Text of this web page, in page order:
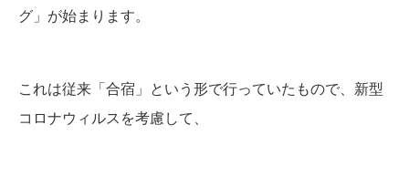
グ」が始まります。
これは従来「合宿」という形で行っていたもので、新型
コロナウィルスを考慮して、